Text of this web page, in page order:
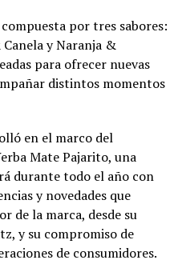
por tres sabores:
y Naranja &
para ofrecer nuevas
distintos momentos
en el marco del
Mate Pajarito, una
durante todo el año con
y novedades que
de la marca, desde su
y su compromiso de
de consumidores.